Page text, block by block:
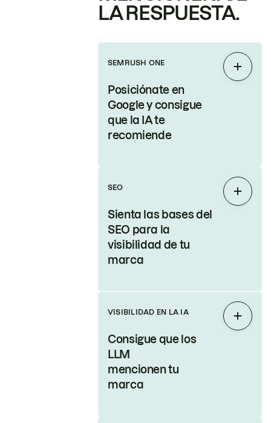
LA RESPUESTA.
SEMRUSH ONE
Posiciónate en
Google y consigue
que la IA te
recomiende
SEO
Sienta las bases del
SEO para la
visibilidad de tu
marca
VISIBILIDAD EN LA IA
Consigue que los
LLM
mencionen tu
marca